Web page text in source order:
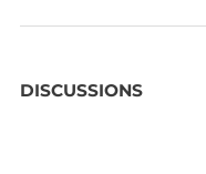
DISCUSSIONS